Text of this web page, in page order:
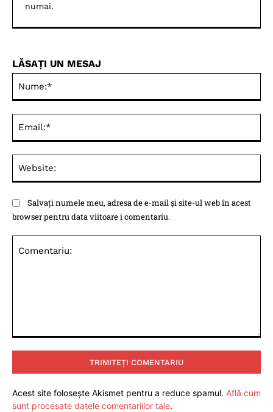
numai.
LĂSAȚI UN MESAJ
Salvați numele meu, adresa de e-mail și site-ul web în acest
browser pentru data viitoare i comentariu.
Acest site folosește Akismet pentru a reduce spamul. Află cum
sunt procesate datele comentariilor tale.